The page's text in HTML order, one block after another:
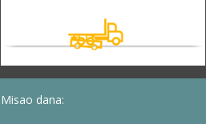
Misao dana: